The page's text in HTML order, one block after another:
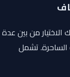
الاختيار من بين عدة
تشمل